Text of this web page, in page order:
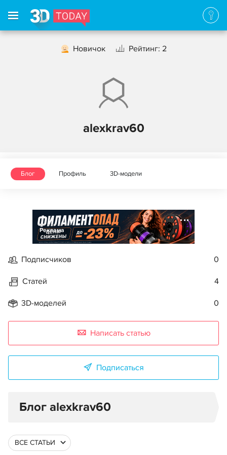
Новичок Рейтинг: 2
alexkrav60
Блог Профиль 3D-модели
Реклама
Подписчиков 0
Статей 4
3D-моделей 0
Написать статью
Подписаться
Блог alexkrav60
ВСЕ СТАТЬИ